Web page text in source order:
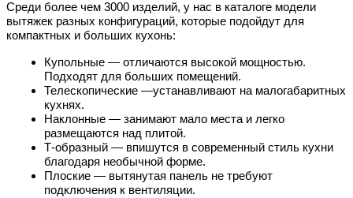
Среди более чем 3000 изделий, у нас в каталоге модели
вытяжек разных конфигураций, которые подойдут для
компактных и больших кухонь:
Купольные — отличаются высокой мощностью.
Подходят для больших помещений.
Телескопические —устанавливают на малогабаритных
кухнях.
Наклонные — занимают мало места и легко
размещаются над плитой.
Т-образный — впишутся в современный стиль кухни
благодаря необычной форме.
Плоские — вытянутая панель не требуют
подключения к вентиляции.